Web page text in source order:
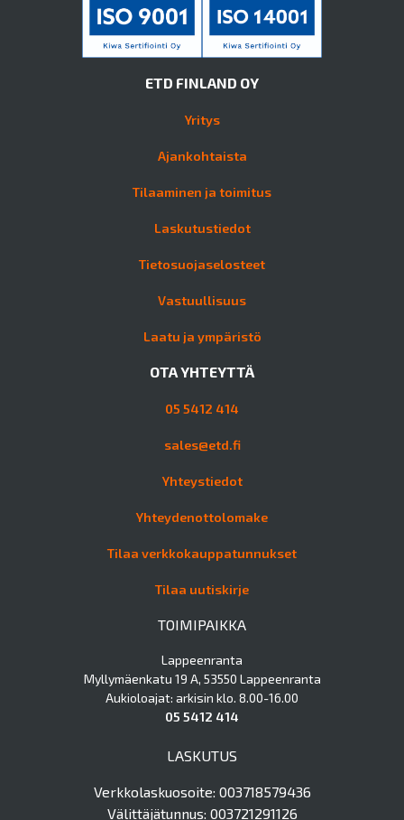
ETD FINLAND OY
Yritys
Ajankohtaista
Tilaaminen ja toimitus
Laskutustiedot
Tietosuojaselosteet
Vastuullisuus
Laatu ja ympäristö
OTA YHTEYTTÄ
05 5412 414
sales@etd.fi
Yhteystiedot
Yhteydenottolomake
Tilaa verkkokauppatunnukset
Tilaa uutiskirje
TOIMIPAIKKA
Lappeenranta
Myllymäenkatu 19 A, 53550 Lappeenranta
Aukioloajat: arkisin klo. 8.00-16.00
05 5412 414
LASKUTUS
Verkkolaskuosoite: 003718579436
Välittäjätunnus: 003721291126